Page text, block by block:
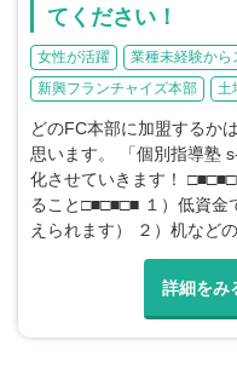
てください！
女性が活躍 業種未経験から
新興フランチャイズ本部
土
どのFC本部に加盟するか
思います。 「個別指導塾
化させていきます！
ること□■□■□■ １）低資金
えられます） ２）机など
詳細をみ